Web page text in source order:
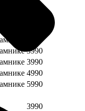
3990
3990
4990
5990
3990